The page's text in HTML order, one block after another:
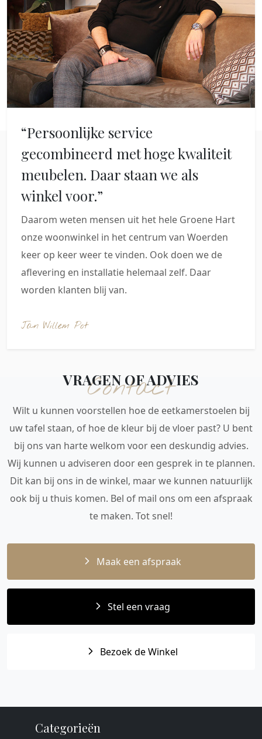
“Persoonlijke service
gecombineerd met hoge kwaliteit
meubelen. Daar staan we als
winkel voor.”
Daarom weten mensen uit het hele Groene Hart
onze woonwinkel in het centrum van Woerden
keer op keer weer te vinden. Ook doen we de
aflevering en installatie helemaal zelf. Daar
worden klanten blij van.
Jan Willem Pot
Contact
VRAGEN OF ADVIES
Wilt u kunnen voorstellen hoe de eetkamerstoelen bij
uw tafel staan, of hoe de kleur bij de vloer past? U bent
bij ons van harte welkom voor een deskundig advies.
Wij kunnen u adviseren door een gesprek in te plannen.
Dit kan bij ons in de winkel, maar we kunnen natuurlijk
ook bij u thuis komen. Bel of mail ons om een afspraak
te maken. Tot snel!
Maak een afspraak
Stel een vraag
Bezoek de Winkel
Categorieën